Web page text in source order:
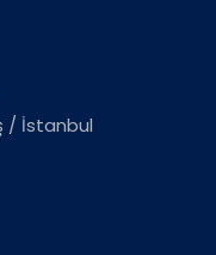
/ İstanbul